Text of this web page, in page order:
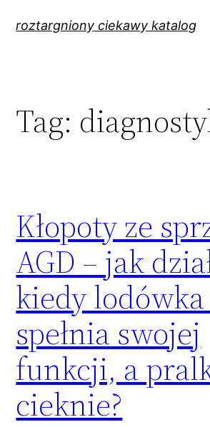
roztargniony ciekawy katalog
Tag:
Kłopoty ze
AGD – jak
kiedy
spełnia swojej
funkcji, a
cieknie?